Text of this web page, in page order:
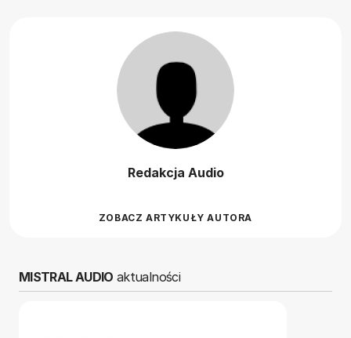
Redakcja Audio
ZOBACZ ARTYKUŁY AUTORA
MISTRAL AUDIO aktualności